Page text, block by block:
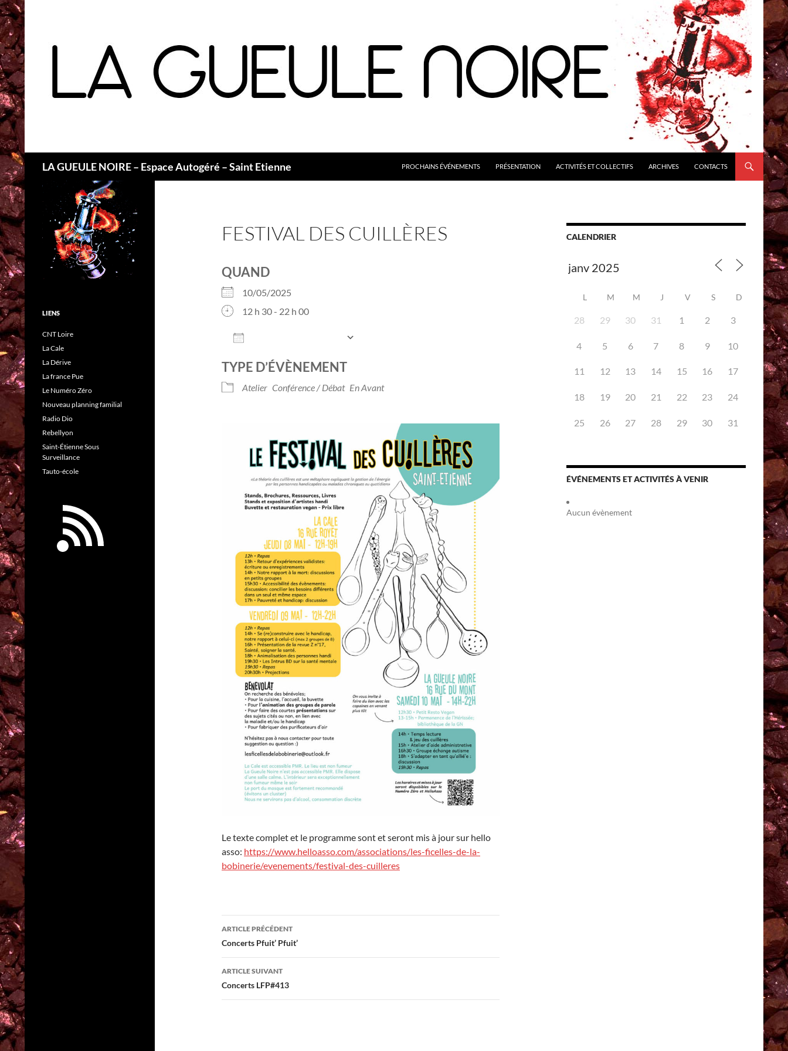
LA GUEULE NOIRE – Espace Autogéré – Saint Etienne PROCHAINS ÉVÉNEMENTS PRÉSENTATION ACTIVITÉS ET COLLECTIFS ARCHIVES CONTACTS
FESTIVAL DES CUILLÈRES
QUAND
10/05/2025
12 h 30 - 22 h 00
Office 365
TYPE D’ÉVÈNEMENT
Atelier Conférence / Débat En Avant
Le texte complet et le programme sont et seront mis à jour sur hello
asso: https://www.helloasso.com/associations/les-ficelles-de-la-
bobinerie/evenements/festival-des-cuilleres
Navigation
des
articles
ARTICLE PRÉCÉDENT
Concerts Pfuit’ Pfuit’
ARTICLE SUIVANT
Concerts LFP#413
CALENDRIER
L M M J V S D
28 29 30 31 1 2 3
4 5 6 7 8 9 10
11 12 13 14 15 16 17
18 19 20 21 22 23 24
25 26 27 28 29 30 31
ÉVÉNEMENTS ET ACTIVITÉS À VENIR
Aucun évènement
LIENS
CNT Loire
La Cale
La Dérive
La france Pue
Le Numéro Zéro
Nouveau planning familial
Radio Dio
Rebellyon
Saint-Étienne Sous
Surveillance
Tauto-école